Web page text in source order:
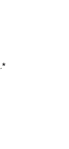
.*